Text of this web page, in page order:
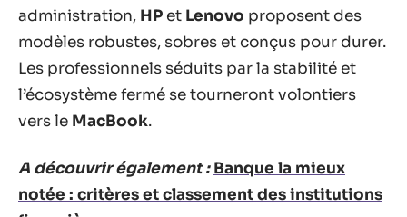
administration, HP et Lenovo proposent des
modèles robustes, sobres et conçus pour durer.
Les professionnels séduits par la stabilité et
l’écosystème fermé se tourneront volontiers
vers le MacBook.
A découvrir également : Banque la mieux
notée : critères et classement des institutions